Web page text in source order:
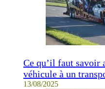
Ce qu’il faut savoir
véhicule à un
13/08/2025